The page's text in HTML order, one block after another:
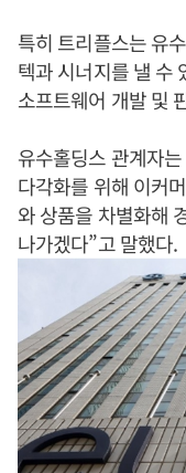
특히 트리플스는 유
텍과 시너지를 낼 수
소프트웨어 개발 및
유수홀딩스 관계자
다각화를 위해 이커
와 상품을 차별화해
나가겠다”고 말했다.